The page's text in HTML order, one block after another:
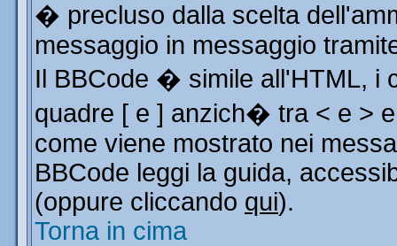
� precluso dalla scelta
messaggio in messaggio
Il BBCode � simile all'HTML, i
quadre [ e ] anzich� tra < e >
come viene mostrato nei
BBCode leggi la guida,
(oppure cliccando qui).
Torna in cima